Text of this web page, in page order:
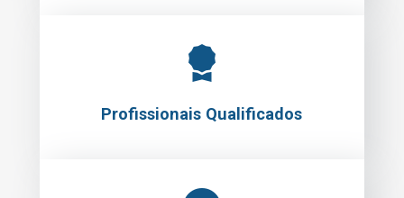
Profissionais Qualificados